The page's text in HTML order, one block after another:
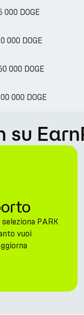
000 DOGE
000 DOGE
000 DOGE
000 DOGE
su
PARK
vuoi